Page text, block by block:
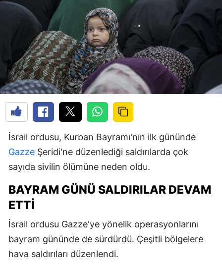
İsrail ordusu, Kurban Bayramı'nın ilk gününde
Gazze Şeridi'ne düzenlediği saldırılarda çok
sayıda sivilin ölümüne neden oldu.
BAYRAM GÜNÜ SALDIRILAR DEVAM
ETTI
İsrail ordusu Gazze'ye yönelik operasyonlarını
bayram gününde de sürdürdü. Çeşitli bölgelere
hava saldırıları düzenlendi.